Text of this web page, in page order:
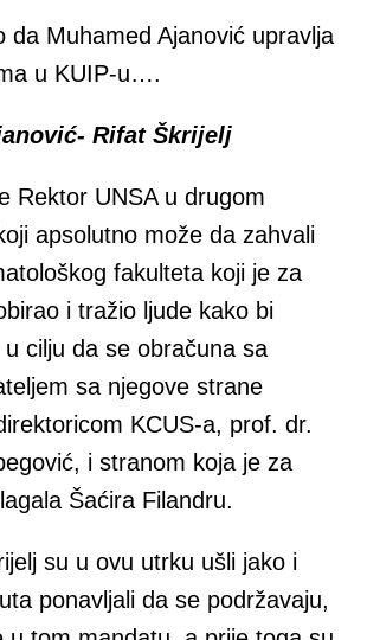
da Muhamed Ajanović upravlja
u KUIP-u….
Rifat Škrijelj
Rektor UNSA u drugom
apsolutno može da zahvali
fakulteta koji je za
i tražio ljude kako bi
cilju da se obračuna sa
sa njegove strane
KCUS-a, prof. dr.
i stranom koja je za
Šaćira Filandru.
su u ovu utrku ušli jako i
ponavljali da se podržavaju,